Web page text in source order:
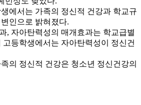
에서는 가족의 정신적 건강과 학교규
인으로 밝혀졌다.
, 자아탄력성의 매개효과는 학교급별
등학생에서는 자아탄력성이 정신건
의 정신적 건강은 청소년 정신건강의